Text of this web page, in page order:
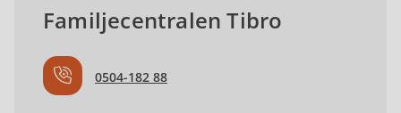
Familjecentralen Tibro
0504-182 88